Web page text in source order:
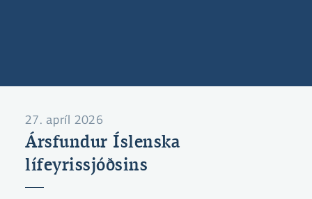
27. apríl 2026
Ársfundur Íslenska
lífeyrissjóðsins